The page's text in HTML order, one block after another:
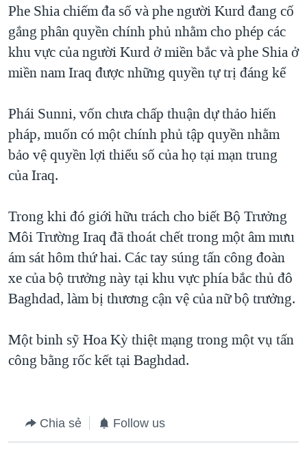
Phe Shia chiếm đa số và phe người Kurd đang cố
gắng phân quyền chính phủ nhằm cho phép các
khu vực của người Kurd ở miền bắc và phe Shia ở
miền nam Iraq được những quyền tự trị đáng kể
Phái Sunni, vốn chưa chấp thuận dự thảo hiến
pháp, muốn có một chính phủ tập quyền nhằm
bảo vệ quyền lợi thiểu số của họ tại mạn trung
của Iraq.
Trong khi đó giới hữu trách cho biết Bộ Trưởng
Môi Trường Iraq đã thoát chết trong một âm mưu
ám sát hôm thứ hai. Các tay súng tấn công đoàn
xe của bộ trưởng này tại khu vực phía bắc thủ đô
Baghdad, làm bị thương cận vệ của nữ bộ trưởng.
Một binh sỹ Hoa Kỳ thiệt mạng trong một vụ tấn
công bằng rốc kết tại Baghdad.
Chia sẻ Follow us